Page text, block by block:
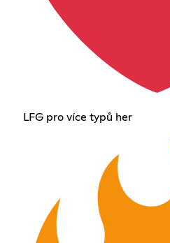
LFG pro více typů her